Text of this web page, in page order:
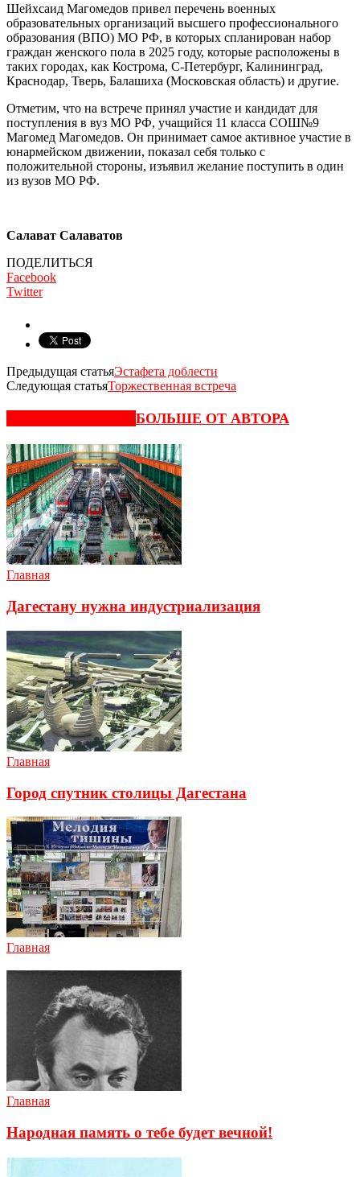
Шейхсаид Магомедов привел перечень военных
образовательных организаций высшего профессионального
образования (ВПО) МО РФ, в которых спланирован набор
граждан женского пола в 2025 году, которые расположены в
таких городах, как Кострома, С-Петербург, Калининград,
Краснодар, Тверь, Балашиха (Московская область) и другие.
Отметим, что на встрече принял участие и кандидат для
поступления в вуз МО РФ, учащийся 11 класса СОШ№9
Магомед Магомедов. Он принимает самое активное участие в
юнармейском движении, показал себя только с
положительной стороны, изъявил желание поступить в один
из вузов МО РФ.
Салават Салаватов
ПОДЕЛИТЬСЯ
Facebook
Twitter
Предыдущая статьяЭстафета доблести
Следующая статьяТоржественная встреча
БОЛЬШЕ ОТ АВТОРА
Главная
Дагестану нужна индустриализация
Главная
Город спутник столицы Дагестана
Главная
Главная
Народная память о тебе будет вечной!